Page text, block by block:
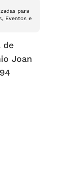
para
Eventos e
de
Joan